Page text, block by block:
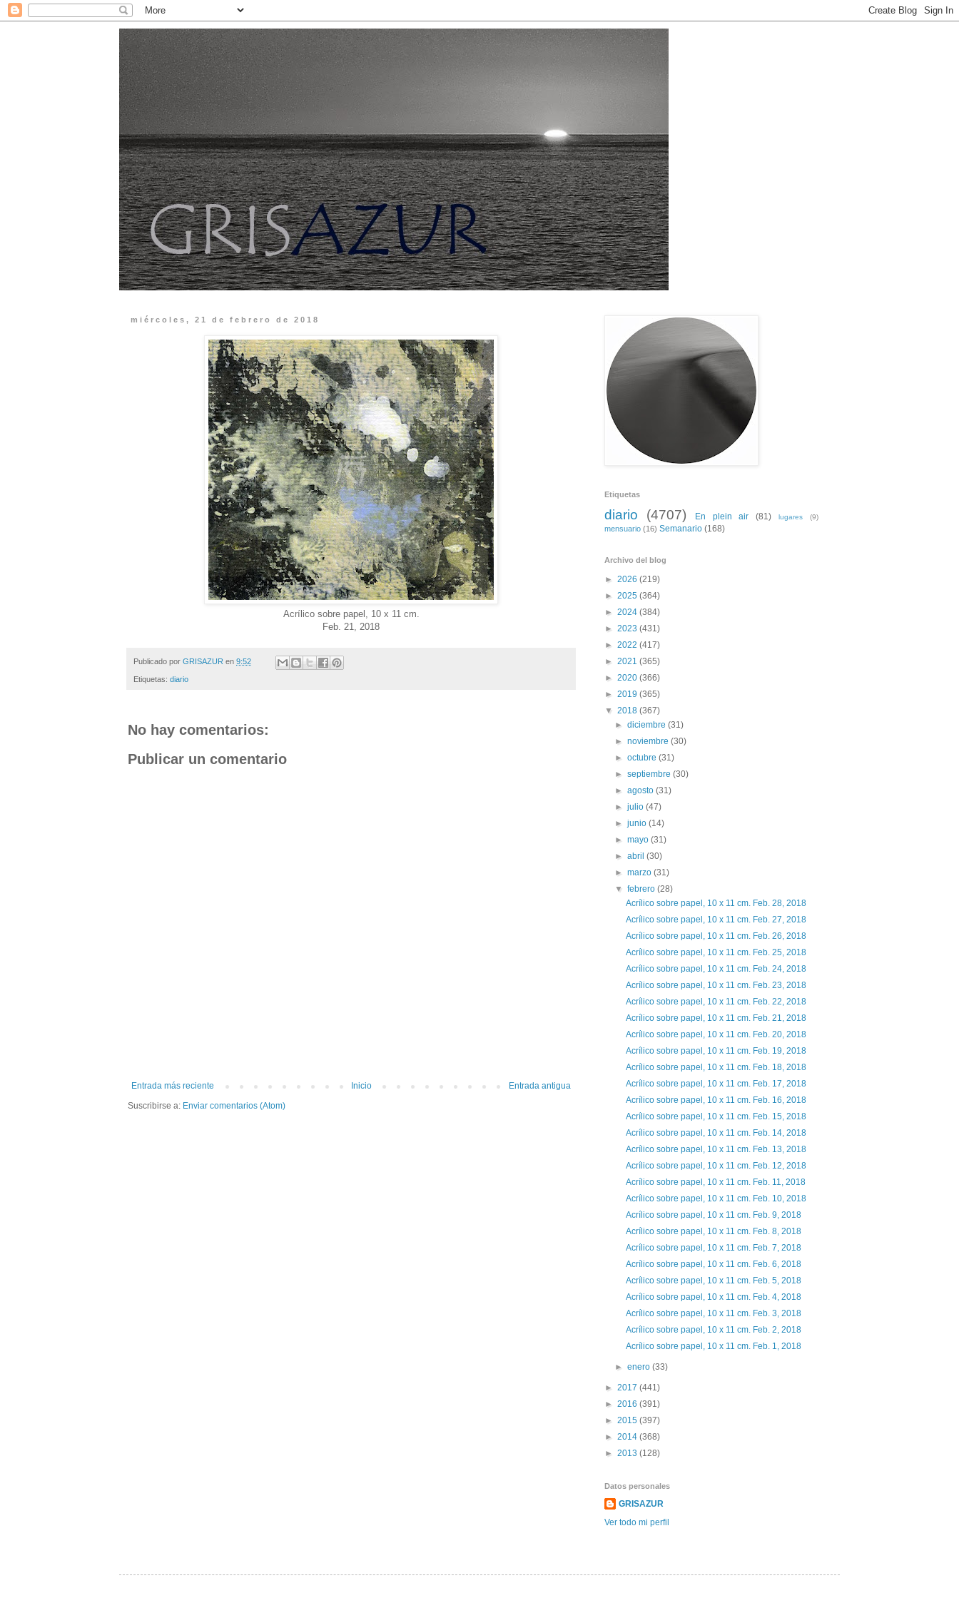
miércoles, 21 de febrero de 2018
Acrílico sobre papel, 10 x 11 cm.
Feb. 21, 2018
Publicado por GRISAZUR en 9:52
Etiquetas: diario
No hay comentarios:
Publicar un comentario
Entrada más reciente Entrada antigua
Inicio
Suscribirse a: Enviar comentarios (Atom)
Etiquetas
diario (4707) En plein air (81) lugares (9)
mensuario (16) Semanario (168)
Archivo del blog
► 2026 (219)
► 2025 (364)
► 2024 (384)
► 2023 (431)
► 2022 (417)
► 2021 (365)
► 2020 (366)
► 2019 (365)
▼ 2018 (367)
►diciembre(31)
►noviembre(30)
►octubre(31)
►septiembre(30)
►agosto(31)
►julio(47)
►junio(14)
►mayo(31)
►abril(30)
►marzo(31)
▼febrero(28)
Acrílico sobre papel, 10 x 11 cm. Feb. 28, 2018
Acrílico sobre papel, 10 x 11 cm. Feb. 27, 2018
Acrílico sobre papel, 10 x 11 cm. Feb. 26, 2018
Acrílico sobre papel, 10 x 11 cm. Feb. 25, 2018
Acrílico sobre papel, 10 x 11 cm. Feb. 24, 2018
Acrílico sobre papel, 10 x 11 cm. Feb. 23, 2018
Acrílico sobre papel, 10 x 11 cm. Feb. 22, 2018
Acrílico sobre papel, 10 x 11 cm. Feb. 21, 2018
Acrílico sobre papel, 10 x 11 cm. Feb. 20, 2018
Acrílico sobre papel, 10 x 11 cm. Feb. 19, 2018
Acrílico sobre papel, 10 x 11 cm. Feb. 18, 2018
Acrílico sobre papel, 10 x 11 cm. Feb. 17, 2018
Acrílico sobre papel, 10 x 11 cm. Feb. 16, 2018
Acrílico sobre papel, 10 x 11 cm. Feb. 15, 2018
Acrílico sobre papel, 10 x 11 cm. Feb. 14, 2018
Acrílico sobre papel, 10 x 11 cm. Feb. 13, 2018
Acrílico sobre papel, 10 x 11 cm. Feb. 12, 2018
Acrílico sobre papel, 10 x 11 cm. Feb. 11, 2018
Acrílico sobre papel, 10 x 11 cm. Feb. 10, 2018
Acrílico sobre papel, 10 x 11 cm. Feb. 9, 2018
Acrílico sobre papel, 10 x 11 cm. Feb. 8, 2018
Acrílico sobre papel, 10 x 11 cm. Feb. 7, 2018
Acrílico sobre papel, 10 x 11 cm. Feb. 6, 2018
Acrílico sobre papel, 10 x 11 cm. Feb. 5, 2018
Acrílico sobre papel, 10 x 11 cm. Feb. 4, 2018
Acrílico sobre papel, 10 x 11 cm. Feb. 3, 2018
Acrílico sobre papel, 10 x 11 cm. Feb. 2, 2018
Acrílico sobre papel, 10 x 11 cm. Feb. 1, 2018
►enero(33)
► 2017 (441)
► 2016 (391)
► 2015 (397)
► 2014 (368)
► 2013 (128)
Datos personales
GRISAZUR
Ver todo mi perfil